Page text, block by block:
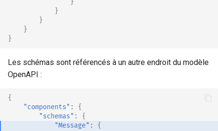
}
}
}
}
}
Les schémas sont référencés à un autre endroit du modèle
OpenAPI :
{
"components" :
{
"schemas" :
{
"Message" :
{